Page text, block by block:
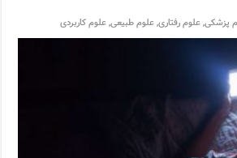
پزشکی,علوم رفتاری,علوم طبیعی,علوم کاربردی